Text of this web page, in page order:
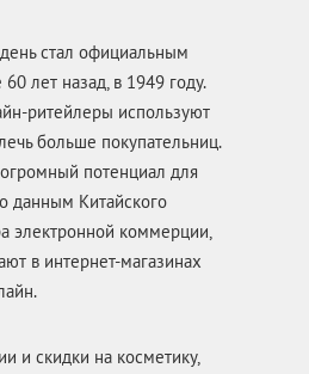
стал официальным
лет назад, в 1949 году.
ритейлеры используют
больше покупательниц.
потенциал для
данным Китайского
электронной коммерции,
в интернет-магазинах
и скидки на косметику,